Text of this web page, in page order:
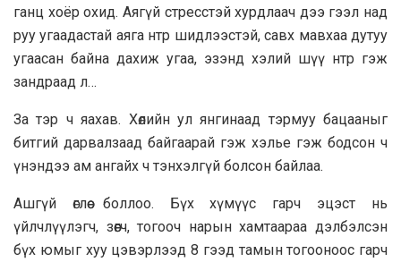
ганц хоёр охид. Аягүй стресстэй хурдлаач дээ гээл над
руу угаадастай аяга нтр шидлээстэй, савх мавхаа дутуу
угаасан байна дахиж угаа, эзэнд хэлий шүү нтр гэж
зандраад л…
За тэр ч яахав. Хѳлийн ул янгинаад тэрмуу бацааныг
битгий дарвалзаад байгаарай гэж хэлье гэж бодсон ч
үнэндээ ам ангайх ч тэнхэлгүй болсон байлаа.
Ашгүй ѳглѳѳ боллоо. Бүх хүмүүс гарч эцэст нь
үйлчлүүлэгч, зѳѳгч, тогооч нарын хамтаараа дэлбэлсэн
бүх юмыг хуу цэвэрлээд 8 гээд тамын тогооноос гарч